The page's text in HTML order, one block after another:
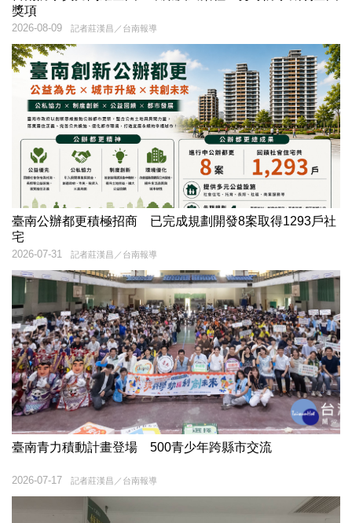
獎項
記者莊漢昌／台南報導
2026-08-09
臺南公辦都更積極招商 已完成規劃開發8案取得1293戶社
宅
記者莊漢昌／台南報導
2026-07-31
臺南青力積動計畫登場 500青少年跨縣市交流
記者莊漢昌／台南報導
2026-07-17